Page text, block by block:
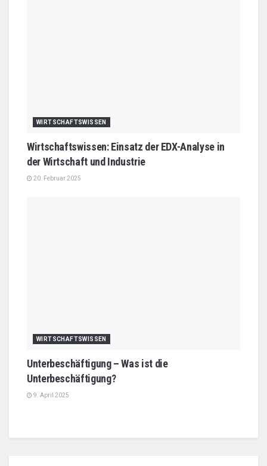
WIRTSCHAFTSWISSEN
Wirtschaftswissen: Einsatz der EDX-Analyse in
der Wirtschaft und Industrie
20. Februar 2025
WIRTSCHAFTSWISSEN
Unterbeschäftigung – Was ist die
Unterbeschäftigung?
9. April 2025